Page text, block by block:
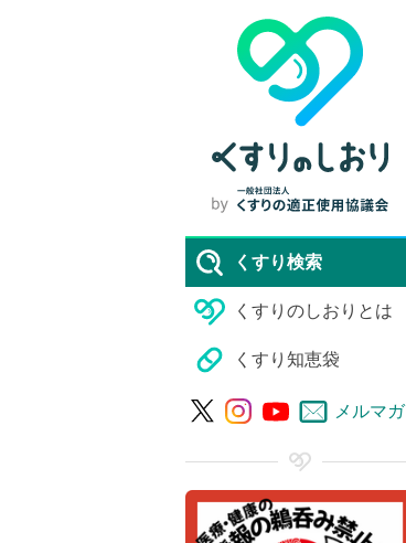
くすり検索
くすりのしおりとは
くすり知恵袋
メルマガ